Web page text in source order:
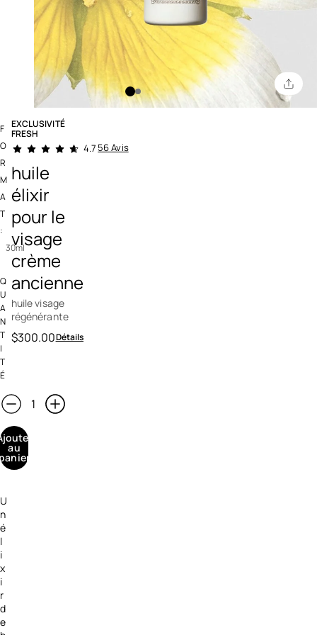
EXCLUSIVITÉ
FRESH
5 out of 5 Customer Rating
4.7 56 Avis
huile
élixir
pour le
visage
crème
ancienne
huile visage
régénérante
$300.00Détails
F
O
R
M
A
T
:
30ml
Q
U
A
N
T
I
T
É
au
U
n
é
l
i
x
i
r
d
e